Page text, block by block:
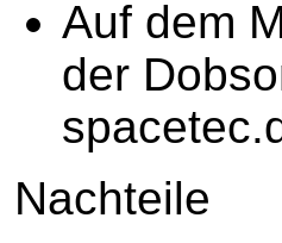
Auf dem
der
Nachteile